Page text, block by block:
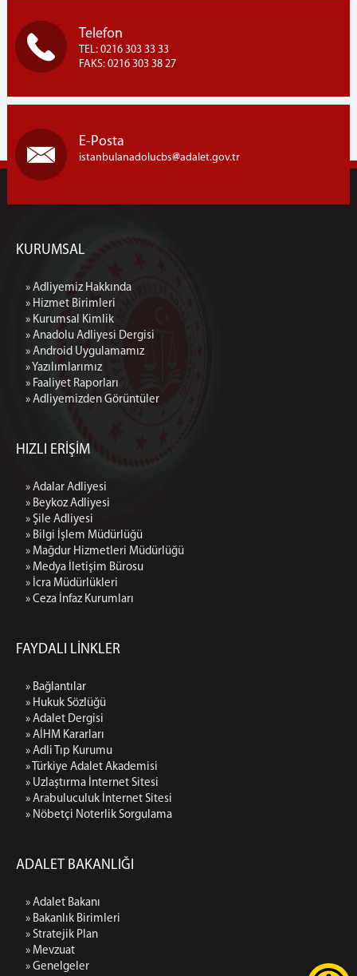
Telefon
TEL: 0216 303 33 33
FAKS: 0216 303 38 27
E-Posta
istanbulanadolucbs adalet.gov.tr
KURUMSAL
» Adliyemiz Hakkında
» Hizmet Birimleri
» Kurumsal Kimlik
» Anadolu Adliyesi Dergisi
» Android Uygulamamız
» Yazılımlarımız
» Faaliyet Raporları
» Adliyemizden Görüntüler
HIZLI ERİŞİM
» Adalar Adliyesi
» Beykoz Adliyesi
» Şile Adliyesi
» Bilgi İşlem Müdürlüğü
» Mağdur Hizmetleri Müdürlüğü
» Medya İletişim Bürosu
» İcra Müdürlükleri
» Ceza İnfaz Kurumları
FAYDALI LİNKLER
» Bağlantılar
» Hukuk Sözlüğü
» Adalet Dergisi
» AİHM Kararları
» Adli Tıp Kurumu
» Türkiye Adalet Akademisi
» Uzlaştırma İnternet Sitesi
» Arabuluculuk İnternet Sitesi
» Nöbetçi Noterlik Sorgulama
ADALET BAKANLIĞI
» Adalet Bakanı
» Bakanlık Birimleri
» Stratejik Plan
» Mevzuat
» Genelgeler